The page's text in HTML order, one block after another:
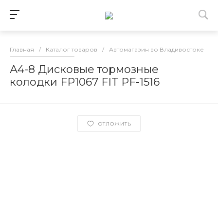
Главная / Каталог товаров / Автомагазин во Владивостоке
А4-8 Дисковые тормозные
колодки FP1067 FIT PF-1516
ОТЛОЖИТЬ